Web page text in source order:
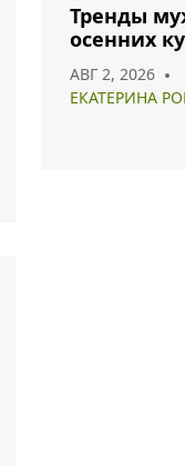
Тренды
осенних
сочетать
АВГ 2, 2026
ЕКАТЕРИНА